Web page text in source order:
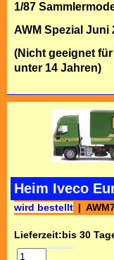
1/87
AWM Spezial Juni
(Nicht geeignet
unter 14 Jahren)
Heim Iveco
wird bestellt
Lieferzeit:bis 30